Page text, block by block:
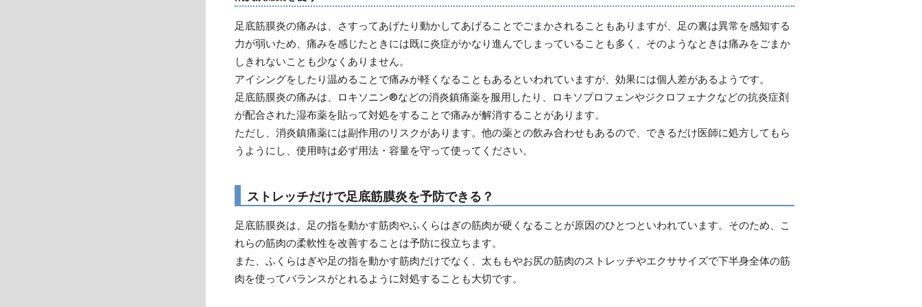
足底筋膜炎の痛みは、さすってあげたり動かしてあげることでごまかされることもありますが、足の裏は異常を感知する
力が弱いため、痛みを感じたときには既に炎症がかなり進んでしまっていることも多く、そのようなときは痛みをごまか
しきれないことも少なくありません。
アイシングをしたり温めることで痛みが軽くなることもあるといわれていますが、効果には個人差があるようです。
足底筋膜炎の痛みは、ロキソニン®などの消炎鎮痛薬を服用したり、ロキソプロフェンやジクロフェナクなどの抗炎症剤
が配合された湿布薬を貼って対処をすることで痛みが解消することがあります。
ただし、消炎鎮痛薬には副作用のリスクがあります。他の薬との飲み合わせもあるので、できるだけ医師に処方してもら
うようにし、使用時は必ず用法・容量を守って使ってください。
ストレッチだけで足底筋膜炎を予防できる？
足底筋膜炎は、足の指を動かす筋肉やふくらはぎの筋肉が硬くなることが原因のひとつといわれています。そのため、こ
れらの筋肉の柔軟性を改善することは予防に役立ちます。
また、ふくらはぎや足の指を動かす筋肉だけでなく、太ももやお尻の筋肉のストレッチやエクササイズで下半身全体の筋
肉を使ってバランスがとれるように対処することも大切です。